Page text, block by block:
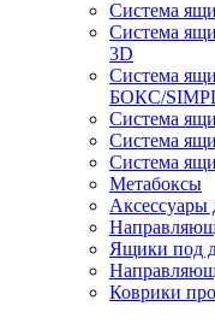
Система
Система
3D
Система
БОКС/
Система
Система
Система
Метабоксы
Аксессуары
Ящики под
Коврики